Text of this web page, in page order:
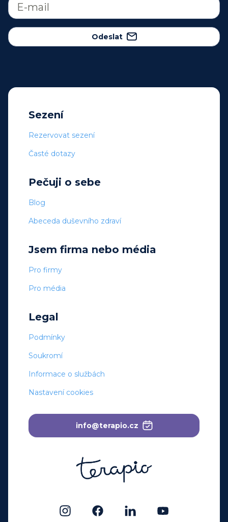
Odeslat
Sezení
Rezervovat sezení
Časté dotazy
Pečuji o sebe
Blog
Abeceda duševního zdraví
Jsem firma nebo média
Pro firmy
Pro média
Legal
Podmínky
Soukromí
Informace o službách
Nastavení cookies
info@terapio.cz